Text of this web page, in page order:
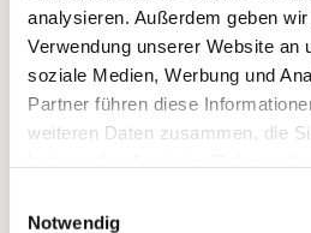
analysieren. Außerdem geben
Verwendung unserer Website an
soziale Medien, Werbung und
Partner führen diese
weiteren Daten zusammen, die
Notwendig